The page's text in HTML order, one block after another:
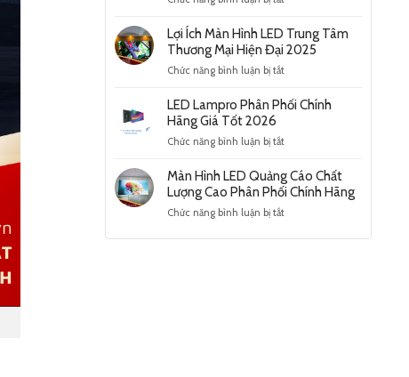
Hiện
Năm
2025
Hãng
Giá
2026
Hình
Led
120
Inch
Điểm
Và
Dụng
Phổ
Biến
Lợi Ích Màn Hình LED Trung Tâm
Thương Mại Hiện Đại 2025
Chức năng bình luận bị tắtở
Ích
Màn
LED
Tâm
Thương
Hiện
LED Lampro Phân Phối Chính
Hãng Giá Tốt 2026
Chức năng bình luận bị tắtở
Lampro
Phân
Phối
Chính
Màn Hình LED Quảng Cáo Chất
Lượng Cao Phân Phối Chính Hãng
Chức năng bình luận bị tắtở
Hình